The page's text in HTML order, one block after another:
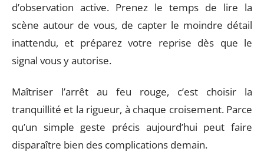
d’observation active. Prenez le temps de lire la
scène autour de vous, de capter le moindre détail
inattendu, et préparez votre reprise dès que le
signal vous y autorise.
Maîtriser l’arrêt au feu rouge, c’est choisir la
tranquillité et la rigueur, à chaque croisement. Parce
qu’un simple geste précis aujourd’hui peut faire
disparaître bien des complications demain.